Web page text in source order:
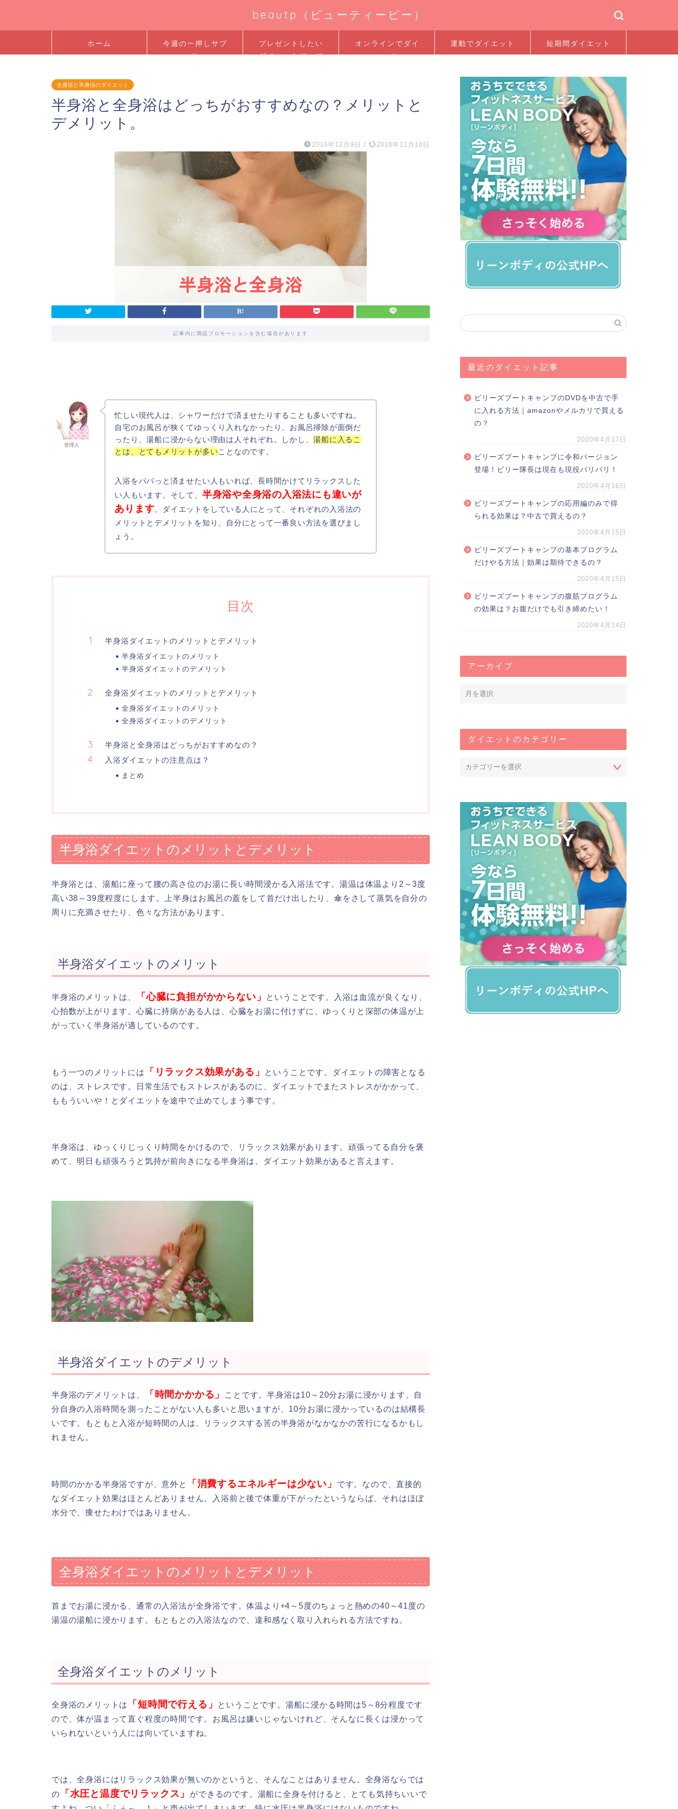
beautp（ビューティーピー）
ホーム
今週の一押しサプ
リ
プレゼントしたい
ダイエットグッズ
オンラインでダイ
エット
運動でダイエット 短期間ダイエット
全身浴と半身浴のダイエット
半身浴と全身浴はどっちがおすすめなの？メリットと
デメリット。
2016年12月9日 / 2018年11月18日
記事内に商品プロモーションを含む場合があります
管理人
忙しい現代人は、シャワーだけで済ませたりすることも多いですね。
自宅のお風呂が狭くてゆっくり入れなかったり、お風呂掃除が面倒だ
ったり、湯船に浸からない理由は人それぞれ。しかし、湯船に入るこ
とは、とてもメリットが多いことなのです。
入浴をパパっと済ませたい人もいれば、長時間かけてリラックスした
い人もいます。そして、 半身浴や全身浴の入浴法にも違いが
あります。ダイエットをしている人にとって、それぞれの入浴法の
メリットとデメリットを知り、自分にとって一番良い方法を選びまし
ょう。
目次
半身浴ダイエットのメリットとデメリット
半身浴ダイエットのメリット
半身浴ダイエットのデメリット
全身浴ダイエットのメリットとデメリット
全身浴ダイエットのメリット
全身浴ダイエットのデメリット
半身浴と全身浴はどっちがおすすめなの？
入浴ダイエットの注意点は？
まとめ
半身浴ダイエットのメリットとデメリット
半身浴とは、湯船に座って腰の高さ位のお湯に長い時間浸かる入浴法です。湯温は体温より2～3度
高い38～39度程度にします。上半身はお風呂の蓋をして首だけ出したり、傘をさして蒸気を自分の
周りに充満させたり、色々な方法があります。
半身浴ダイエットのメリット
半身浴のメリットは、 「心臓に負担がかからない」
ということです。入浴は血流が良くなり、
心拍数が上がります。心臓に持病がある人は、心臓をお湯に付けずに、ゆっくりと深部の体温が上
がっていく半身浴が適しているのです。
もう一つのメリットには 「リラックス効果がある」
ということです。ダイエットの障害となる
のは、ストレスです。日常生活でもストレスがあるのに、ダイエットでまたストレスがかかって、
ももういいや！とダイエットを途中で止めてしまう事です。
半身浴は、ゆっくりじっくり時間をかけるので、リラックス効果があります。頑張ってる自分を褒
めて、明日も頑張ろうと気持が前向きになる半身浴は、ダイエット効果があると言えます。
半身浴ダイエットのデメリット
半身浴のデメリットは、 「時間かかかる」
ことです。半身浴は10～20分お湯に浸かります。自
分自身の入浴時間を測ったことがない人も多いと思いますが、10分お湯に浸かっているのは結構長
いです。もともと入浴が短時間の人は、リラックスする筈の半身浴がなかなかの苦行になるかもし
れません。
時間のかかる半身浴ですが、意外と 「消費するエネルギーは少ない」
です。なので、直接的
なダイエット効果はほとんどありません。入浴前と後で体重が下がったというならば、それはほぼ
水分で、痩せたわけではありません。
全身浴ダイエットのメリットとデメリット
首までお湯に浸かる、通常の入浴法が全身浴です。体温より+4～5度のちょっと熱めの40～41度の
湯温の湯船に浸かります。もともとの入浴法なので、違和感なく取り入れられる方法ですね。
全身浴ダイエットのメリット
全身浴のメリットは 「短時間で行える」
ということです。湯船に浸かる時間は5～8分程度です
ので、体が温まって直ぐ程度の時間です。お風呂は嫌いじゃないけれど、そんなに長くは浸かって
いられないという人には向いていますね。
では、全身浴にはリラックス効果が無いのかというと、そんなことはありません。全身浴ならでは
の
「水圧と温度でリラックス」
ができるのです。湯船に全身を付けると、とても気持ちいいで
最近のダイエット記事
ビリーズブートキャンプのDVDを中古で手
に入れる方法｜amazonやメルカリで買える
の？
2020年4月17日
ビリーズブートキャンプに令和バージョン
登場！ビリー隊長は現在も現役バリバリ！
2020年4月16日
ビリーズブートキャンプの応用編のみで得
られる効果は？中古で買えるの？
2020年4月15日
ビリーズブートキャンプの基本プログラム
だけやる方法｜効果は期待できるの？
2020年4月15日
ビリーズブートキャンプの腹筋プログラム
の効果は？お腹だけでも引き締めたい！
2020年4月14日
アーカイブ
ダイエットのカテゴリー